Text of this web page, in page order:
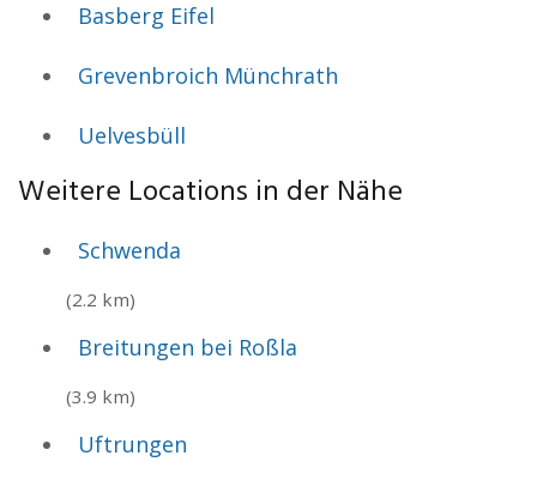
Basberg Eifel
Grevenbroich Münchrath
Uelvesbüll
Weitere Locations in der Nähe
Schwenda
(2.2 km)
Breitungen bei Roßla
(3.9 km)
Uftrungen